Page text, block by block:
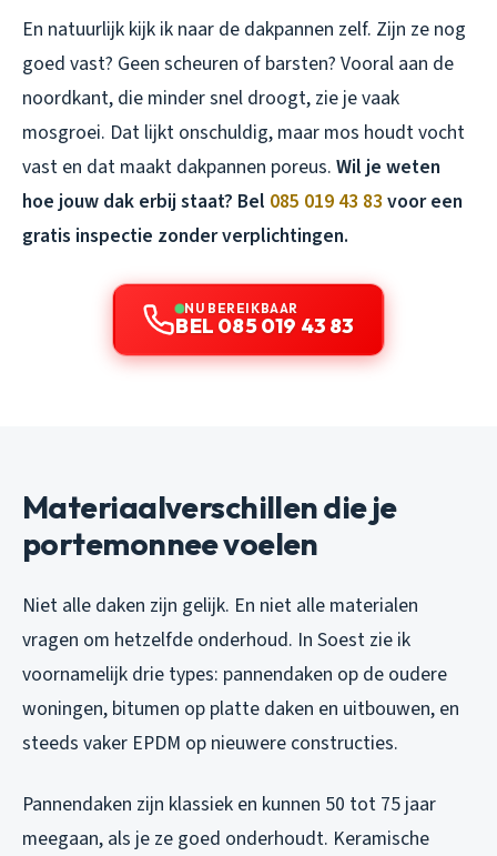
En natuurlijk kijk ik naar de dakpannen zelf. Zijn ze nog
goed vast? Geen scheuren of barsten? Vooral aan de
noordkant, die minder snel droogt, zie je vaak
mosgroei. Dat lijkt onschuldig, maar mos houdt vocht
vast en dat maakt dakpannen poreus. Wil je weten
hoe jouw dak erbij staat? Bel 085 019 43 83 voor een
gratis inspectie zonder verplichtingen.
NU BEREIKBAAR
BEL 085 019 43 83
Materiaalverschillen die je
portemonnee voelen
Niet alle daken zijn gelijk. En niet alle materialen
vragen om hetzelfde onderhoud. In Soest zie ik
voornamelijk drie types: pannendaken op de oudere
woningen, bitumen op platte daken en uitbouwen, en
steeds vaker EPDM op nieuwere constructies.
Pannendaken zijn klassiek en kunnen 50 tot 75 jaar
meegaan, als je ze goed onderhoudt. Keramische